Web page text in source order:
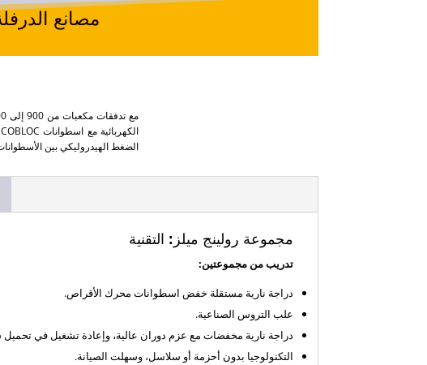
مصانع الدرفلة
الضغط الهيدروليكي بين الأسطوانات بين 3 إلى أكثر من 15 طناً، ويوفر جودة عمل مثالية ومنتظمة
مجموعة رولينج ميلز: التقنية
تدريب من مجموعتين:
دراجة نارية مستقلة خفض اسطوانات محرك الأقراص.
علب التروس الصناعية.
دراجة نارية مخفضات مع عزم دوران عالية، وإعادة تشغيل في
التكنولوجيا بدون أحزمة أو سلاسل، وسهلت الصيانة.